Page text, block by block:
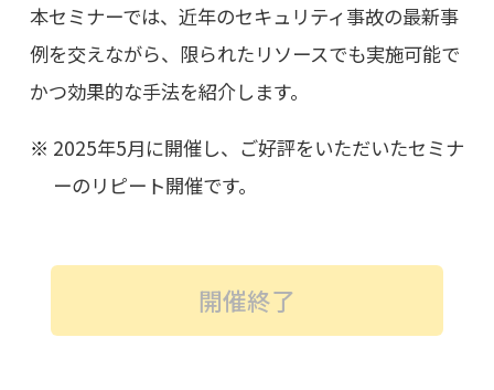
本セミナーでは、近年のセキュリティ事故の最新事
例を交えながら、限られたリソースでも実施可能で
かつ効果的な手法を紹介します。
2025年5月に開催し、ご好評をいただいたセミナ
ーのリピート開催です。
開催終了